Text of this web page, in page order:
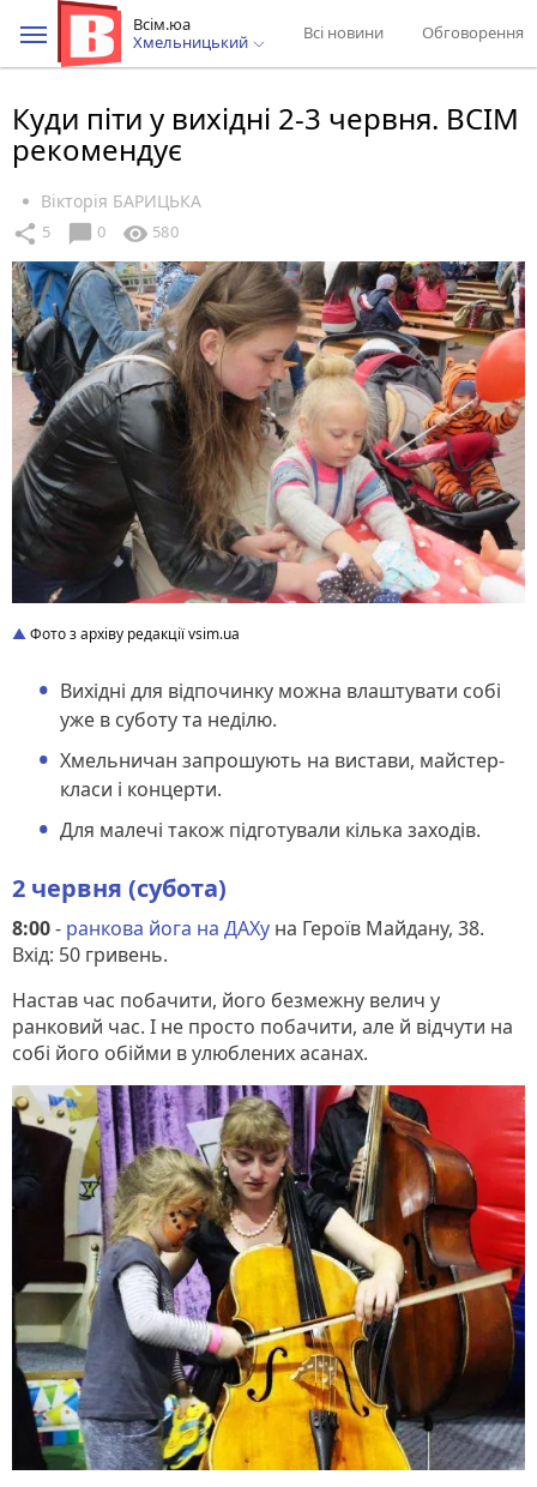
Всім.юа
Хмельницький
Всі новини Обговорення
Куди піти у вихідні 2-3 червня. ВСІМ
рекомендує
Вікторія БАРИЦЬКА
share 5 chat_bubble 0 visibility 580
Фото з архіву редакції vsim.ua
Вихідні для відпочинку можна влаштувати собі
уже в суботу та неділю.
Хмельничан запрошують на вистави, майстер-
класи і концерти.
Для малечі також підготували кілька заходів.
2 червня (субота)
8:00- ранкова йога на ДАХу на Героїв Майдану, 38.
Вхід: 50 гривень.
Настав час побачити, його безмежну велич у
ранковий час. І не просто побачити, але й відчути на
собі його обійми в улюблених асанах.